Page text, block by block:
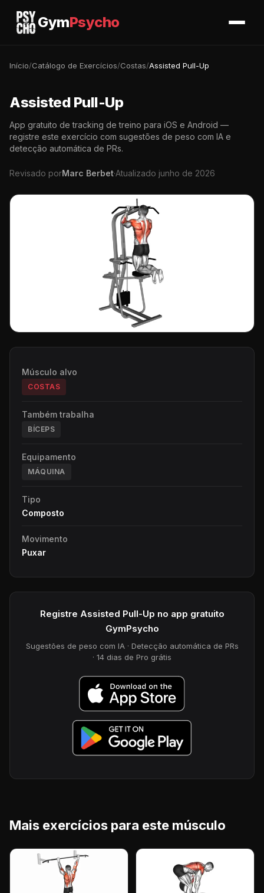
GymPsycho
Início/Catálogo de Exercícios/Costas/Assisted Pull-Up
Assisted Pull-Up
App gratuito de tracking de treino para iOS e Android —
registre este exercício com sugestões de peso com IA e
detecção automática de PRs.
Revisado porMarc Berbet·Atualizado junho de 2026
Músculo alvo
COSTAS
Também trabalha
BÍCEPS
Equipamento
MÁQUINA
Tipo
Composto
Movimento
Puxar
Registre Assisted Pull-Up no app gratuito
GymPsycho
Sugestões de peso com IA · Detecção automática de PRs
· 14 dias de Pro grátis
Mais exercícios para este músculo